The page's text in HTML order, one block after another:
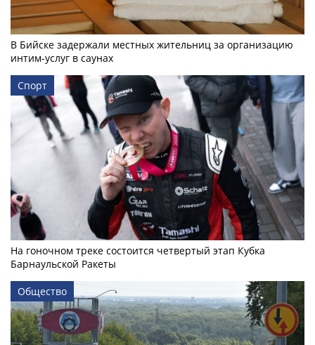
В Бийске задержали местных жительниц за организацию
интим-услуг в саунах
Спорт
На гоночном треке состоится четвертый этап Кубка
Барнаульской Ракеты
Общество